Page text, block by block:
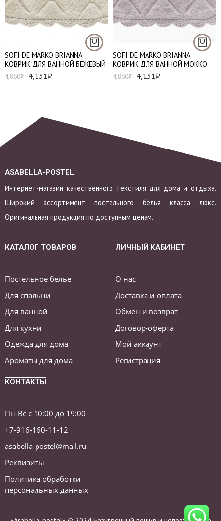
SOFI DE MARKO BRIANNA
КОВРИК ДЛЯ ВАННОЙ БЕЖЕВЫЙ
4,860₽ 4,131₽
60*100 см - 1 шт
SOFI DE MARKO BRIANNA
КОВРИК ДЛЯ ВАННОЙ МОККО
4,860₽ 4,131₽
60*100 см - 1 шт
ASABELLA-POSTEL
Интернет-магазин качественного текстиля для дома и отдыха.
Широкий ассортимент постельного белья класса люкс.
Оригинальная продукция по доступным ценам.
КАТАЛОГ ТОВАРОВ
Постельное белье
Для спальни
Для ванной
Для кухни
Одежда для дома
Ароматы для дома
ЛИЧНЫЙ КАБИНЕТ
О нас
Доставка и оплата
Обмен и возврат
Договор-оферта
Мой аккаунт
Регистрация
КОНТАКТЫ
Пн-Вс с 10:00 до 19:00
+7-916-160-11-12
asabella-postel@mail.ru
Реквизиты
Политика обработки
персональных данных